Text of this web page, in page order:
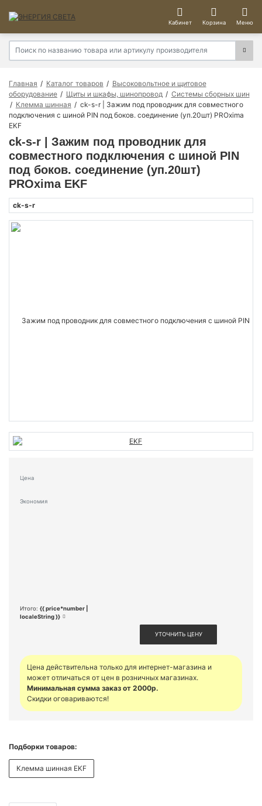
Кабинет Корзина Меню
Главная Каталог товаров
Высоковольтное и щитовое
оборудование
Щиты и шкафы, шинопровод
Системы сборных шин
Клемма шинная
ck-s-r | Зажим под проводник для совместного
подключения с шиной PIN под боков. соединение (уп.20шт) PROxima
EKF
ck-s-r | Зажим под проводник для
совместного подключения с шиной PIN
под боков. соединение (уп.20шт)
PROxima EKF
ck-s-r
Цена
Экономия
Итого: {{ price*number |
localeString }}
УТОЧНИТЬ ЦЕНУ
Цена действительна только для интернет-магазина и
может отличаться от цен в розничных магазинах.
Минимальная сумма заказ от 2000р.
Скидки оговариваются!
Подборки товаров:
Клемма шинная EKF